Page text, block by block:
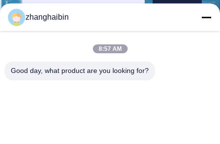
zhanghaibin
8:57 AM
Good day, what product are you looking for?